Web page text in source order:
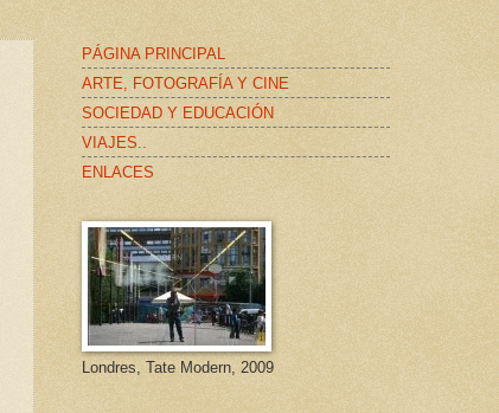
PÁGINA PRINCIPAL
ARTE, FOTOGRAFÍA Y CINE
SOCIEDAD Y EDUCACIÓN
VIAJES..
ENLACES
Londres, Tate Modern, 2009